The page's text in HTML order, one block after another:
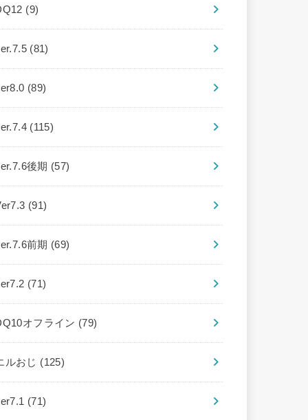
(9)
(81)
(89)
(115)
後期 (57)
(91)
前期 (69)
(71)
オフライン (79)
ルおじ (125)
(71)